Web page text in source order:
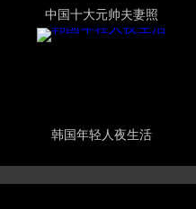
中国十大元帅夫妻照
韩国年轻人夜生活